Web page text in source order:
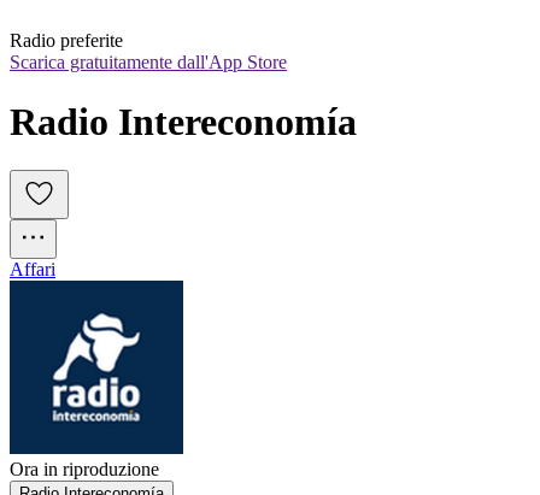
Radio preferite
Scarica gratuitamente dall'App Store
Radio Intereconomía
Affari
Ora in riproduzione